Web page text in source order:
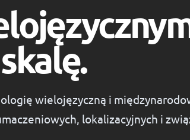
wielojęzyczną i
lokalizacyjnych i